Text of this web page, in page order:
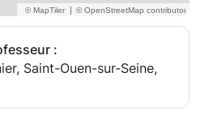
|
:
Saint-Ouen-sur-Seine,